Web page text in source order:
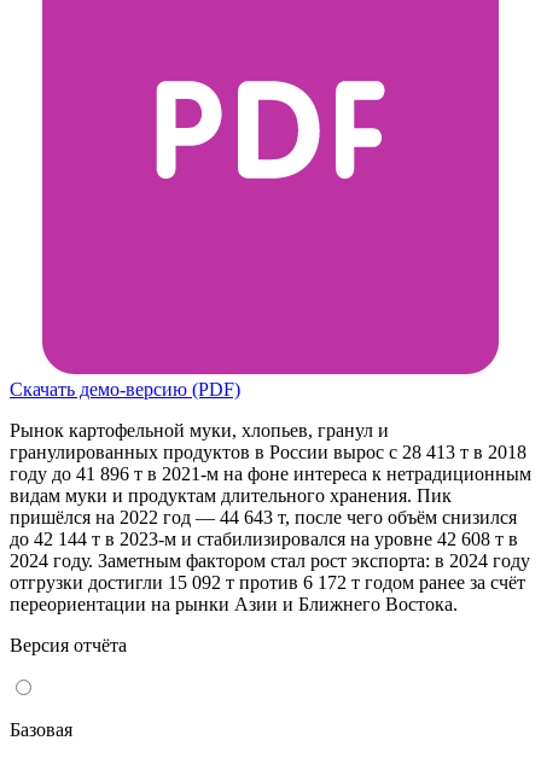
Скачать демо-версию (PDF)
Рынок картофельной муки, хлопьев, гранул и
гранулированных продуктов в России вырос с 28 413 т в 2018
году до 41 896 т в 2021-м на фоне интереса к нетрадиционным
видам муки и продуктам длительного хранения. Пик
пришёлся на 2022 год — 44 643 т, после чего объём снизился
до 42 144 т в 2023-м и стабилизировался на уровне 42 608 т в
2024 году. Заметным фактором стал рост экспорта: в 2024 году
отгрузки достигли 15 092 т против 6 172 т годом ранее за счёт
переориентации на рынки Азии и Ближнего Востока.
Версия отчёта
Базовая